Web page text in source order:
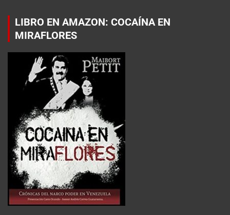
LIBRO EN AMAZON: COCAÍNA EN
MIRAFLORES